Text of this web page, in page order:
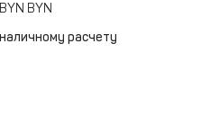
BYN
расчету